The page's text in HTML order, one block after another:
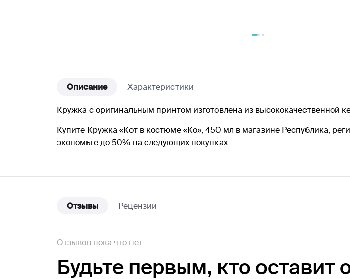
Описание Характеристики
Кружка с оригинальным принтом изготовлена из высококачественной
Купите Кружка «Кот в костюме «Ко», 450 мл в магазине Республика,
экономьте до 50% на следующих покупках
Отзывы Рецензии
Отзывов пока что нет
Будьте первым, кто оставит